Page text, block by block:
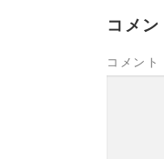
コメ
コメント